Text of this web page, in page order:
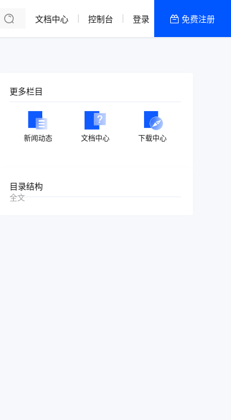
美国高防2区[推荐]
文档中心 控制台 登录 免费注册
更多栏目
新闻动态 文档中心 下载中心
目录结构
全文